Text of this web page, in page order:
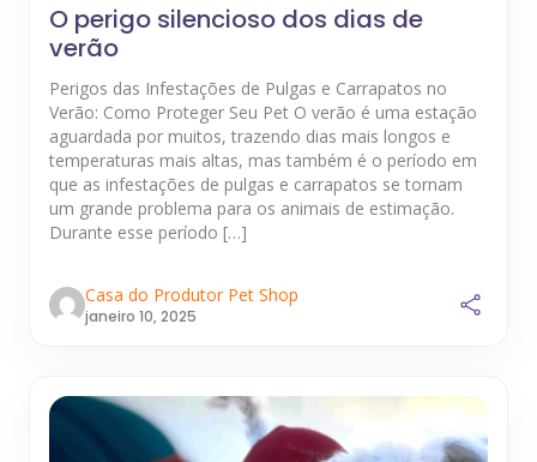
O perigo silencioso dos dias de
verão
Perigos das Infestações de Pulgas e Carrapatos no
Verão: Como Proteger Seu Pet O verão é uma estação
aguardada por muitos, trazendo dias mais longos e
temperaturas mais altas, mas também é o período em
que as infestações de pulgas e carrapatos se tornam
um grande problema para os animais de estimação.
Durante esse período […]
Casa do Produtor Pet Shop
janeiro 10, 2025